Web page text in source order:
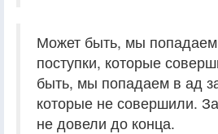
Может быть, мы
поступки, которые
быть, мы попадаем в ад
которые не совершили.
не довели до конца.